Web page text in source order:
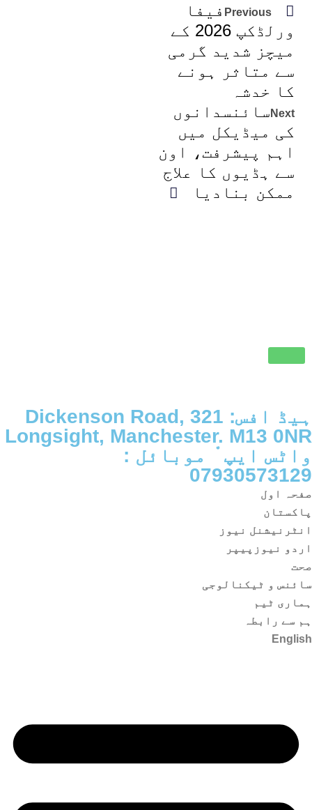
Previous فیفا
ورلڈکپ 2026 کے
میچز شدید گرمی
سے متاثر ہونے
کا خدشہ
Next سائنسدانوں
کی میڈیکل میں
اہم پیشرفت، اون
سے ہڈیوں کا علاج
ممکن بنادیا
ہیڈ افس: 321 Dickenson Road,
Longsight, Manchester. M13 0NR
واٹس ایپ ْ موبائل :
07930573129
صفحہ اول
پاکستان
انٹرنیشنل نیوز
اردو نیوزپیپر
صحت
سائنس و ٹیکنالوجی
ہماری ٹیم
ہم سے رابطہ
English